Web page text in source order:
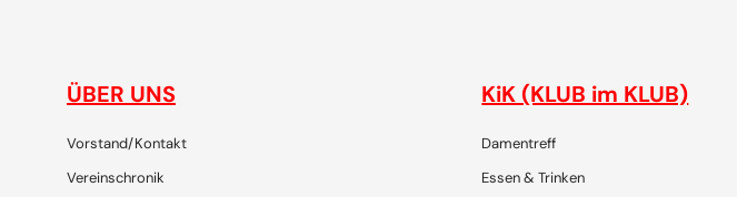
ÜBER UNS
Vorstand/Kontakt
Vereinschronik
KiK (KLUB im KLUB)
Damentreff
Essen & Trinken